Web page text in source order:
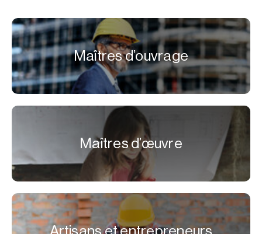
Maîtres d’ouvrage
Maîtres d’œuvre
Artisans et entrepreneurs